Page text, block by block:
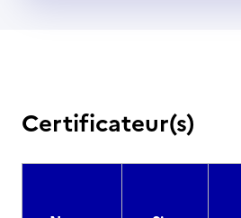
Certificateur(s)